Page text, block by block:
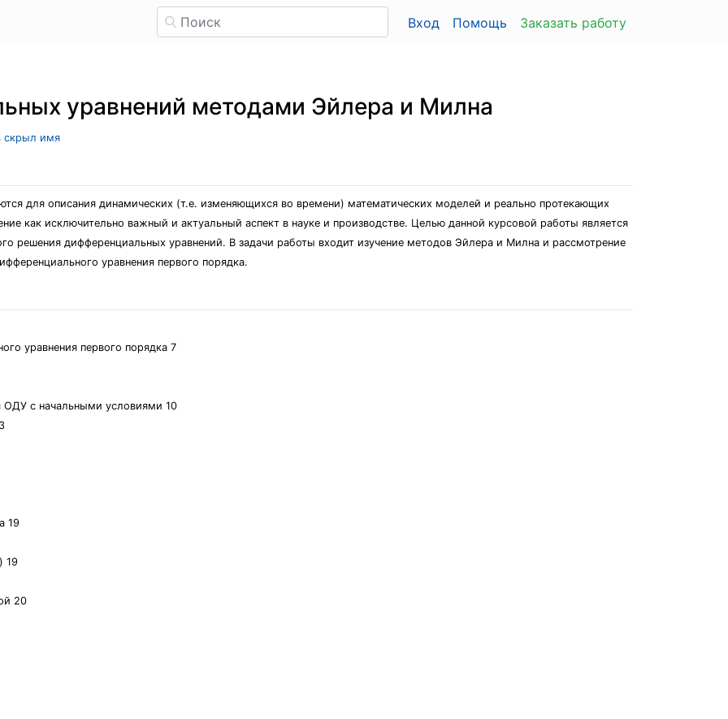
Вход Помощь Заказать работу
уравнений методами Эйлера и Милна
скрыл имя
для описания динамических (т.е. изменяющихся во времени) математических моделей и реально протекающих
как исключительно важный и актуальный аспект в науке и производстве. Целью данной курсовой работы является
решения дифференциальных уравнений. В задачи работы входит изучение методов Эйлера и Милна и рассмотрение
уравнения первого порядка.
уравнения первого порядка 7
с начальными условиями 10
19
19
20